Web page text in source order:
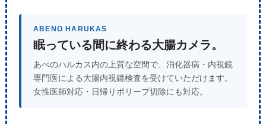
ABENO HARUKAS
眠っている間に終わる大腸カメラ。
あべのハルカス内の上質な空間で、消化器病・内視鏡
専門医による大腸内視鏡検査を受けていただけます。
女性医師対応・日帰りポリープ切除にも対応。